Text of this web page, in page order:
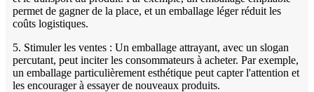
permet de gagner de la place, et un emballage léger réduit les
coûts logistiques.
5. Stimuler les ventes : Un emballage attrayant, avec un slogan
percutant, peut inciter les consommateurs à acheter. Par exemple,
un emballage particulièrement esthétique peut capter l'attention et
les encourager à essayer de nouveaux produits.